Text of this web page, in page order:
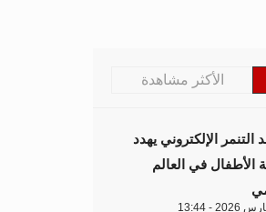
الأكثر مشاهدة
التنمر الإلكتروني يهدد
الأطفال في العالم